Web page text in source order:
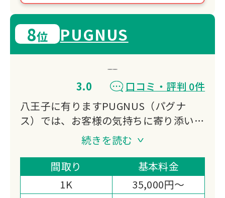
8位 PUGNUS
3.0
口コミ・評判 0件
八王子に有りますPUGNUS（パグナ
ス）では、お客様の気持ちに寄り添い、
ご負担のかからないよう全力でサポート
一般財団法人遺品整理士認定協会で遺品
整理士を取得した認定業者の為、安心し
て遺品整理をご依頼いただくことが可能
続きを読む
間取り
基本料金
1K
35,000円～